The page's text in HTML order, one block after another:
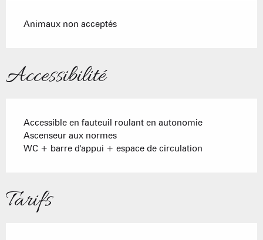
Animaux non acceptés
Accessibilité
Accessible en fauteuil roulant en autonomie
Ascenseur aux normes
WC + barre d'appui + espace de circulation
Tarifs